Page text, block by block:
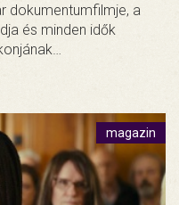
dokumentumfilmje, a
és minden idők
magazin